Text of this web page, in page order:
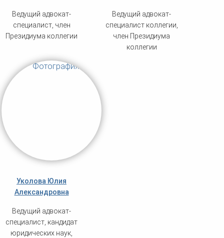
Ведущий адвокат-
специалист, член
Президиума коллегии
Ведущий адвокат-
специалист коллегии,
член Президиума
коллегии
Уколова Юлия
Александровна
Ведущий адвокат-
специалист, кандидат
юридических наук,